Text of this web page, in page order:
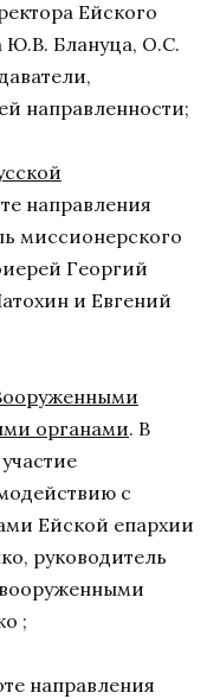
Ейского
Ю.В. Блануца, О.С.
направленности;
направления
миссионерского
Георгий
и Евгений
органами. В
с
Ейской епархии
руководитель
;
направления